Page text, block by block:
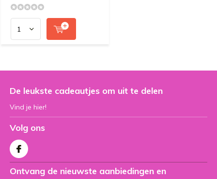
De leukste cadeautjes om uit te delen
Vind je hier!
Volg ons
Ontvang de nieuwste aanbiedingen en